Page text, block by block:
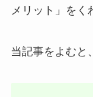
メリット」をく
当記事をよむと、